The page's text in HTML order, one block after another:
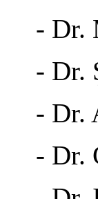
- Dr.
- Dr.
- Dr.
- Dr.